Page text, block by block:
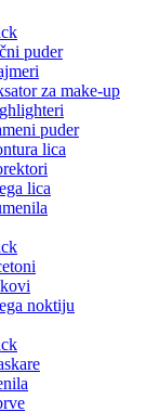
puder
za make-up
puder
lica
lica
noktiju